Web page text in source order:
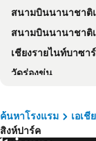
Mora Boutique
La Vie En Rose -
Luckswan Resort Chiang Rai
Sabun-Nga Hostel
B2 Chiang Rai
Meesuk
สนามบินนานาชาติ
สนามบินนานาชาติ
เชียงรายไนท์บาซาร์
วัดร่องขุ่น
วัดพระสิงห์
สวนแม่ฟ้าหลวง
ค้นหาโรงแรม เอเชีย
สิงห์ปาร์ค